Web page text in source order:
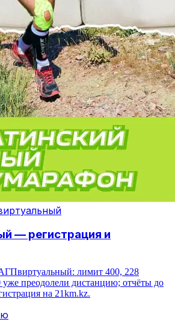
— регистрация и
лимит 400, 228
уже преодолели дистанцию; отчёты до
на 21km.kz.